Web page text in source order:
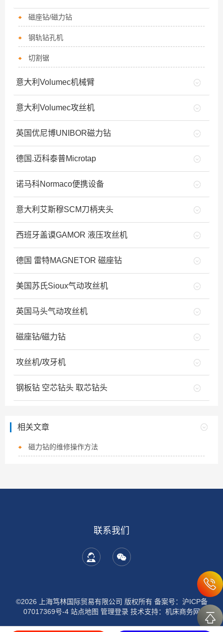
磁座钻/磁力钻
钢轨钻孔机
切割锯
意大利Volumec机械臂
意大利Volumec攻丝机
英国优尼博UNIBOR磁力钻
德国.迈科泰普Microtap
诺马科Normaco便携设备
意大利艾斯穆SCM刀柄夹头
西班牙盖谟GAMOR 液压攻丝机
德国 雷特MAGNETOR 磁座钻
美国苏氏Sioux气动攻丝机
英国马头气动攻丝机
磁座钻/磁力钻
攻丝机/攻牙机
钢板钻 空芯钻头 取芯钻头
相关文章
磁力钻的维修操作方法
联系我们
©2026 上海笃林国际贸易有限公司 版权所有 备案号：沪ICP备
07017369号-4 站点地图 管理登录技术支持： 机床商务网